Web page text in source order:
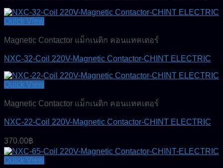
Quick View
Magnetic Contactor แม็กเนติก คอนแทคเตอร์
NXC-32-Coil 220V-Magnetic Contactor-CHINT ELECTRIC
Quick View
Magnetic Contactor แม็กเนติก คอนแทคเตอร์
NXC-22-Coil 220V-Magnetic Contactor-CHINT ELECTRIC
370.00฿
Quick View